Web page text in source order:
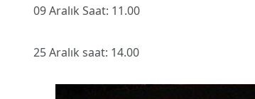
09 Aralık Saat: 11.00
25 Aralık saat: 14.00